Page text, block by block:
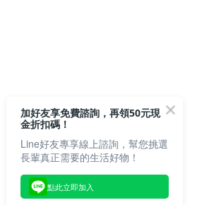
加好友享免費諮詢，再領50元現
金折扣碼！
Line好友專享線上諮詢，幫您挑選
長輩真正需要的生活好物！
點此立即加入